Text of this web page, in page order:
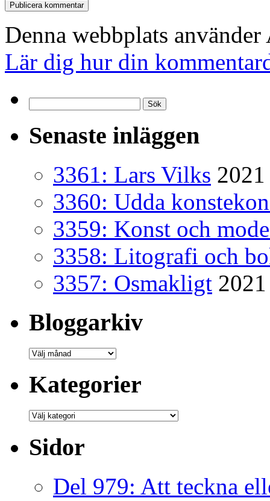
Denna webbplats
Lär dig hur din
efter:
Senaste inläggen
3361: Lars Vilks
3360: Udda
3359: Konst och
3358: Litografi och
3357: Osmakligt
Bloggarkiv
Bloggarkiv
Kategorier
Kategorier
Sidor
Del 979: Att teckna